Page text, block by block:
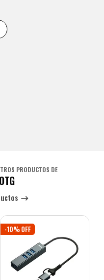
PRODUCTOS DE
-10% OFF